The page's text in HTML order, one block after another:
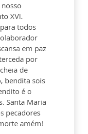
XVI.
todos
em paz
por
de
bendita sois
é o
Santa Maria
pecadores
amém!